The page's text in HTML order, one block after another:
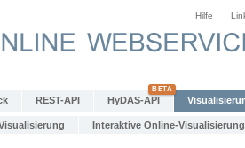
Hilfe
REST-API HyDAS-API
Interaktive Online-Visualisierung